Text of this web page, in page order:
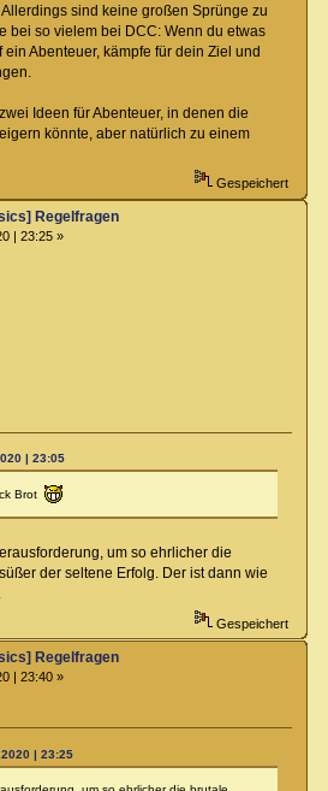
sind keine großen Sprünge zu
bei so vielem bei DCC: Wenn du etwas
Abenteuer, kämpfe für dein Ziel und
Ideen für Abenteuer, in denen die
könnte, aber natürlich zu einem
Gespeichert
Regelfragen
| 23:25 »
| 23:05
Brot
um so ehrlicher die
der seltene Erfolg. Der ist dann wie
Gespeichert
Regelfragen
| 23:40 »
| 23:25